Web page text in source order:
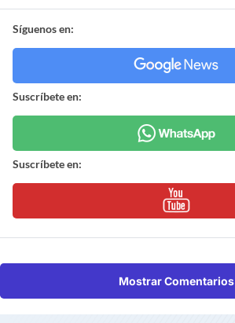
Síguenos en:
Suscríbete en:
Suscríbete en:
Mostrar Comentarios